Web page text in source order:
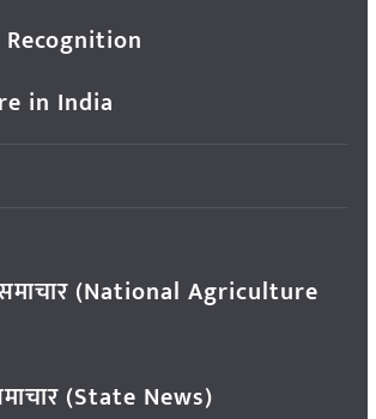
in India
समाचार (National Agriculture
(State News)